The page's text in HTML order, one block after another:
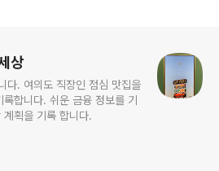
상
다. 여의도 직장인 점심 맛집을
주말 계획을 기록 합니다.